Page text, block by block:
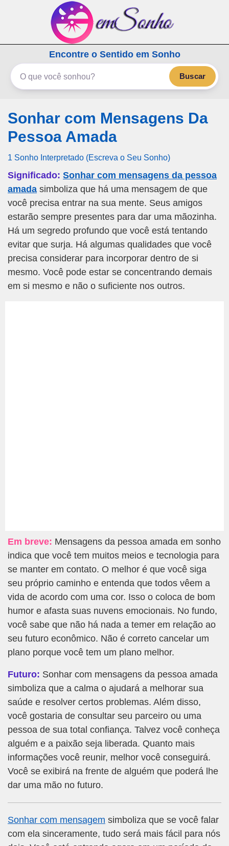
emSonho.com
Os sonhos significam mais
Encontre o Sentido em Sonho
Buscar
Sonhar com Mensagens Da
Pessoa Amada
1 Sonho Interpretado (Escreva o Seu Sonho)
Significado: Sonhar com mensagens da pessoa
amada simboliza que há uma mensagem de que
você precisa entrar na sua mente. Seus amigos
estarão sempre presentes para dar uma mãozinha.
Há um segredo profundo que você está tentando
evitar que surja. Há algumas qualidades que você
precisa considerar para incorporar dentro de si
mesmo. Você pode estar se concentrando demais
em si mesmo e não o suficiente nos outros.
Em breve: Mensagens da pessoa amada em sonho
indica que você tem muitos meios e tecnologia para
se manter em contato. O melhor é que você siga
seu próprio caminho e entenda que todos vêem a
vida de acordo com uma cor. Isso o coloca de bom
humor e afasta suas nuvens emocionais. No fundo,
você sabe que não há nada a temer em relação ao
seu futuro econômico. Não é correto cancelar um
plano porque você tem um plano melhor.
Futuro: Sonhar com mensagens da pessoa amada
simboliza que a calma o ajudará a melhorar sua
saúde e resolver certos problemas. Além disso,
você gostaria de consultar seu parceiro ou uma
pessoa de sua total confiança. Talvez você conheça
alguém e a paixão seja liberada. Quanto mais
informações você reunir, melhor você conseguirá.
Você se exibirá na frente de alguém que poderá lhe
dar uma mão no futuro.
Sonhar com mensagem simboliza que se você falar
com ela sinceramente, tudo será mais fácil para nós